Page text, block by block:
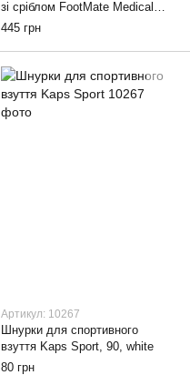
зі сріблом FootMate Medical
Bamboo AG +, black, 36-38
445 грн
Артикул: 10267
Шнурки для спортивного
взуття Kaps Sport, 90, white
80 грн